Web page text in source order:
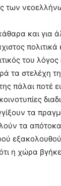
των
και για
του λόγος
τα στελέχη
πάλαι ποτέ
τα
τα
η χώρα